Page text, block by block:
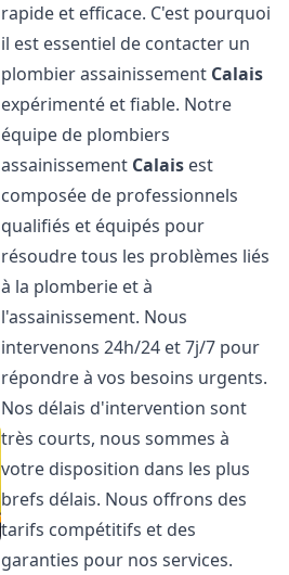
rapide et efficace. C'est pourquoi
il est essentiel de contacter un
plombier assainissement Calais
expérimenté et fiable. Notre
équipe de plombiers
assainissement Calais est
composée de professionnels
qualifiés et équipés pour
résoudre tous les problèmes liés
à la plomberie et à
l'assainissement. Nous
intervenons 24h/24 et 7j/7 pour
répondre à vos besoins urgents.
Nos délais d'intervention sont
très courts, nous sommes à
votre disposition dans les plus
brefs délais. Nous offrons des
tarifs compétitifs et des
garanties pour nos services.